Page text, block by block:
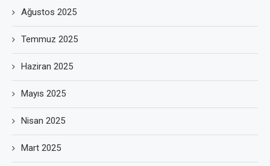
Ağustos 2025
Temmuz 2025
Haziran 2025
Mayıs 2025
Nisan 2025
Mart 2025